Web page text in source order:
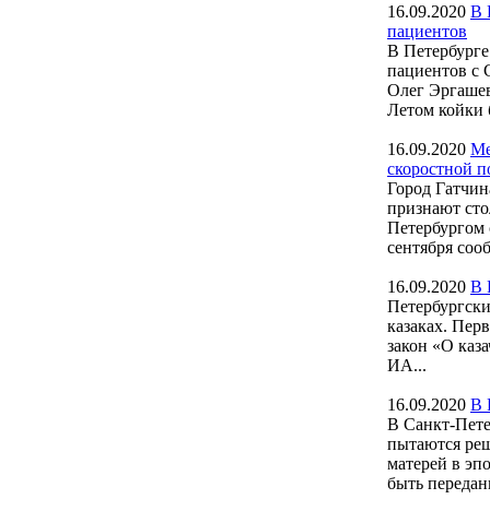
16.09.2020 В
пациентов
В
пациентов с
Олег
Летом койки
16.09.2020
скоростной
Город
признают
сентября
16.09.2020 В
казаках.
закон «О
ИА...
16.09.2020 В
В Санкт-
пытаются
матерей в
быть